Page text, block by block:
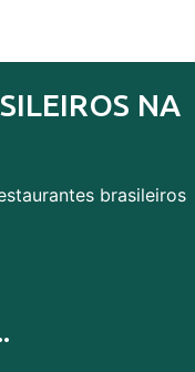
NA
brasileiros